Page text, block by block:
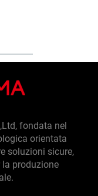
fondata nel
orientata
soluzioni sicure,
produzione